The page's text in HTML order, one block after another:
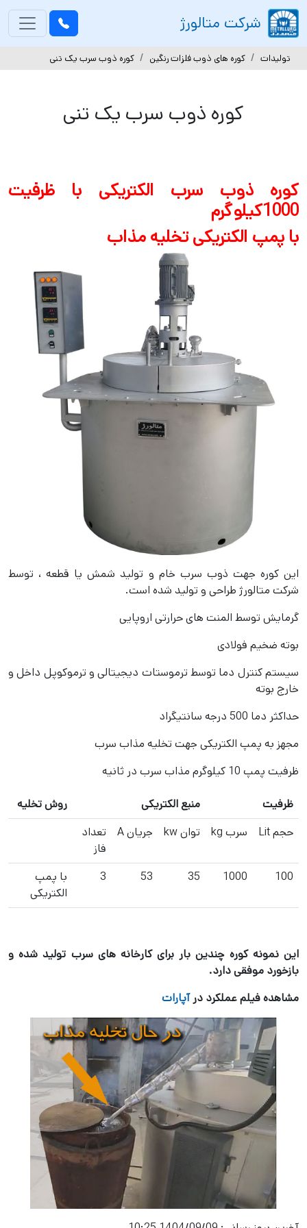
شرکت متالورژ
تولیدات کوره های ذوب فلزات رنگین کوره ذوب سرب یک تنی
کوره ذوب سرب یک تنی
کوره ذوب سرب الکتریکی با ظرفیت
1000کیلوگرم
با پمپ الکتریکی تخلیه مذاب
این کوره جهت ذوب سرب خام و تولید شمش یا قطعه ، توسط
شرکت متالورژ طراحی و تولید شده است.
گرمایش توسط المنت های حرارتی اروپایی
بوته ضخیم فولادی
سیستم کنترل دما توسط ترموستات دیجیتالی و ترموکوپل داخل و
خارج بوته
حداکثر دما 500 درجه سانتیگراد
مجهز به پمپ الکتریکی جهت تخلیه مذاب سرب
ظرفیت پمپ 10 کیلوگرم مذاب سرب در ثانیه
ظرفیت منبع الکتریکی
روش تخلیه
حجمLit سرب kg توانkw جریانA
تعداد
فاز
100
1000
35
53
3
با پمپ
الکتریکی
این نمونه کوره چندین بار برای کارخانه های سرب تولید شده و
بازخورد موفقی دارد.
مشاهده فیلم عملکرد درآپارات